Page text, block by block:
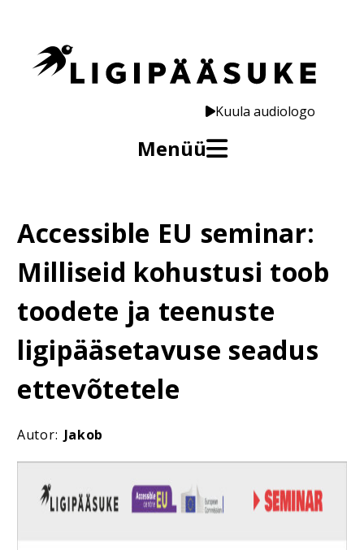
Kuula audiologo
Menüü
Accessible EU seminar:
Milliseid kohustusi toob
toodete ja teenuste
ligipääsetavuse seadus
ettevõtetele
Autor: Jakob